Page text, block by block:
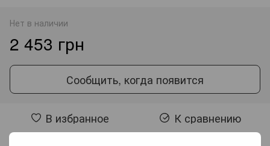
Нет в наличии
2 453 грн
Сообщить, когда появится
В избранное К сравнению